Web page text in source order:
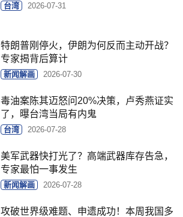
台湾 2026-07-31
特朗普刚停火，伊朗为何反而主动开战？
专家揭背后算计
新闻解画 2026-07-30
毒油案陈其迈怒问20%决策，卢秀燕证实
了，曝台湾当局有内鬼
台湾 2026-07-28
美军武器快打光了？高端武器库存告急，
专家最怕一事发生
新闻解画 2026-07-28
攻破世界级难题、申遗成功！本周我国多